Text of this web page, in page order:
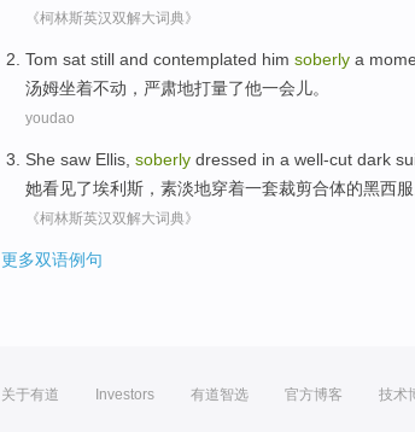
《柯林斯英汉双解大词典》
Tom sat still and contemplated him soberly a
汤姆坐着不动 ， 严肃地打量了他一会儿。
youdao
She saw Ellis soberly dressed in a well-cut dark
她看见了埃利斯 ， 素淡地穿着一套裁剪合体的黑西服
《柯林斯英汉双解大词典》
更多双语例句
关于有道 Investors 有道智选 官方博客 技术